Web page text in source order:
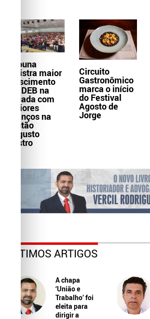
Itabuna
registra maior
crescimento
do IDEB na
década com
maiores
avanços na
gestão
Augusto
Castro
Circuito
Gastronômico
marca o início
do Festival
Agosto de
Jorge
ÚLTIMOS ARTIGOS
A chapa
‘União e
Trabalho’ foi
eleita para
dirigir a